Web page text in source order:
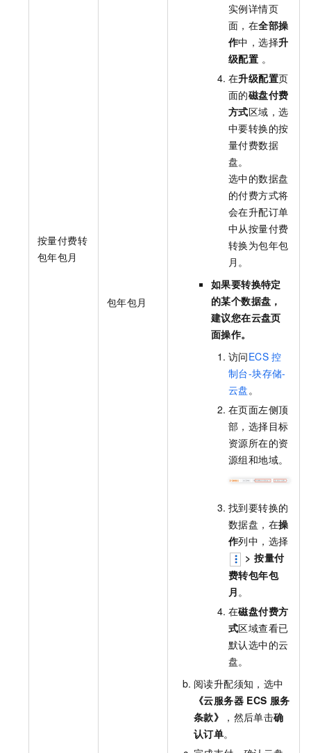
按量付费转
包年包月
包年包月
实例详情页
面，在全部操
作中，选择升
级配置 。
在升级配置页
面的磁盘付费
方式区域，选
中要转换的按
量付费数据
盘。
选中的数据盘
的付费方式将
会在升配订单
中从按量付费
转换为包年包
月。
如果要转换特定
的某个数据盘，
建议您在云盘页
面操作。
访问ECS 控
制台-块存储-
云盘 。
在页面左侧顶
部，选择目标
资源所在的资
源组和地域。
找到要转换的
数据盘，在操
作列中，选择
>按量付
费转包年包
月 。
在磁盘付费方
式区域查看已
默认选中的云
盘。
阅读升配须知，选中
《云服务器 ECS 服务
条款》
，然后单击确
认订单。